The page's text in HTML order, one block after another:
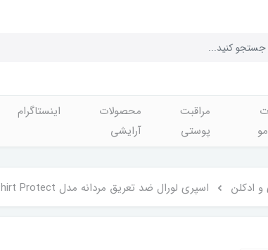
مراقبت
پوستی
محصولات
آرایشی
اینستاگرام
ادکلن اسپری لورال ضد تعریق مردانه مدل Shirt Protect حجم 250میل